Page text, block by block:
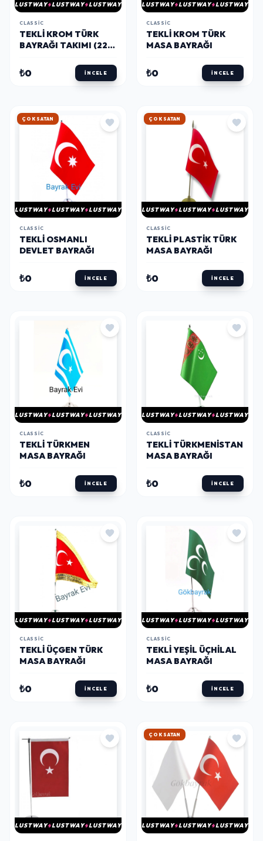
LUSTWAY LUSTWAY LUSTWAY
CLASSIC
TEKLI KROM TÜRK
BAYRAĞI TAKIMI (22,5
₺0 İNCELE
LUSTWAY LUSTWAY LUSTWAY
CLASSIC
TEKLI KROM TÜRK
MASA BAYRAĞI
₺0 İNCELE
HIZLI KARGO
LUSTWAY LUSTWAY LUSTWAY
CLASSIC
TEKLI OSMANLI
DEVLET BAYRAĞI
₺0 İNCELE
HIZLI KARGO
LUSTWAY LUSTWAY LUSTWAY
CLASSIC
TEKLI PLASTIK TÜRK
MASA BAYRAĞI
₺0 İNCELE
LUSTWAY LUSTWAY LUSTWAY
CLASSIC
TEKLI TÜRKMEN
MASA BAYRAĞI
₺0 İNCELE
LUSTWAY LUSTWAY LUSTWAY
CLASSIC
TEKLI TÜRKMENISTAN
MASA BAYRAĞI
₺0 İNCELE
LUSTWAY LUSTWAY LUSTWAY
CLASSIC
TEKLI ÜÇGEN TÜRK
MASA BAYRAĞI
₺0 İNCELE
LUSTWAY LUSTWAY LUSTWAY
CLASSIC
TEKLI YEŞIL ÜÇHILAL
MASA BAYRAĞI
₺0 İNCELE
LUSTWAY LUSTWAY LUSTWAY
HIZLI KARGO
LUSTWAY LUSTWAY LUSTWAY